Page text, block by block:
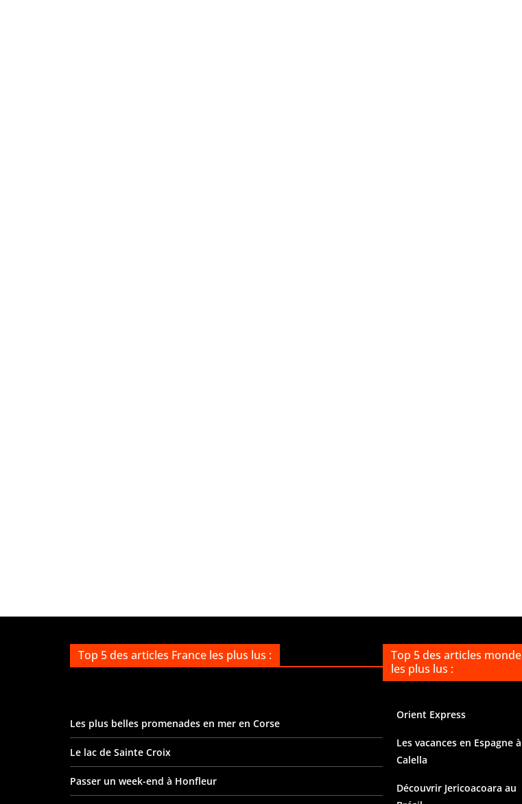
Top 5 des articles France les plus lus :
Les plus belles promenades en mer en Corse
Le lac de Sainte Croix
Passer un week-end à Honfleur
Top 5 des articles monde
les plus lus :
Orient Express
Les vacances en Espagne à
Calella
Découvrir Jericoacoara au